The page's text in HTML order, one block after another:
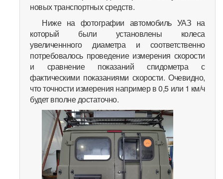
новых транспортных средств.
Ниже на фотографии автомобиль УАЗ на
который были установлены колеса
увеличеннного диаметра и соответственно
потребовалось проведение измерения скорости
и сравнение показаний спидометра с
фактическими показаниями скорости. Очевидно,
что точности измерения например в 0,5 или 1 км/ч
будет вполне достаточно.